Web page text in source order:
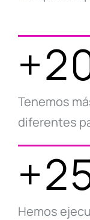
Tenemos
diferentes
Hemos